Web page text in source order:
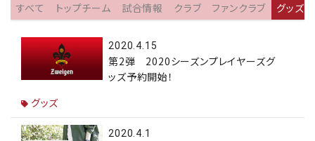
すべて トップチーム 試合情報 クラブ ファンクラブ グッズ
2020.4.15
第2弾 2020シーズンプレイヤーズグ
ッズ予約開始！
グッズ
2020.4.1